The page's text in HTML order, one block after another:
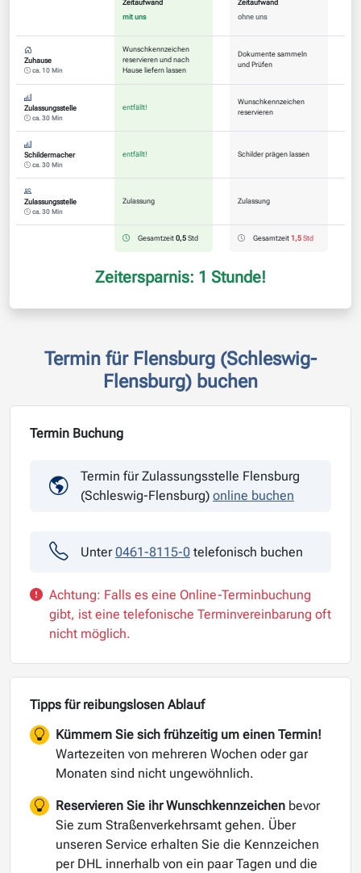
Zeitaufwand
mit uns
Zeitaufwand
ohne uns
Zuhause
ca. 10 Min
Wunschkennzeichen
reservieren und nach
Hause liefern lassen
Dokumente sammeln
und Prüfen
Zulassungsstelle
ca. 30 Min
entfällt!
Wunschkennzeichen
reservieren
Schildermacher
ca. 30 Min
entfällt! Schilder prägen lassen
Zulassungsstelle
ca. 30 Min
Zulassung Zulassung
Gesamtzeit 0,5 Std Gesamtzeit 1,5 Std
Zeitersparnis: 1 Stunde!
Termin für Flensburg (Schleswig-
Flensburg) buchen
Termin Buchung
Termin für Zulassungsstelle Flensburg
(Schleswig-Flensburg) online buchen
Unter0461-8115-0 telefonisch buchen
Achtung: Falls es eine Online-Terminbuchung
gibt, ist eine telefonische Terminvereinbarung oft
nicht möglich.
Tipps für reibungslosen Ablauf
Kümmern Sie sich frühzeitig um einen Termin!
Wartezeiten von mehreren Wochen oder gar
Monaten sind nicht ungewöhnlich.
Reservieren Sie ihr Wunschkennzeichen bevor
Sie zum Straßenverkehrsamt gehen. Über
unseren Service erhalten Sie die Kennzeichen
per DHL innerhalb von ein paar Tagen und die